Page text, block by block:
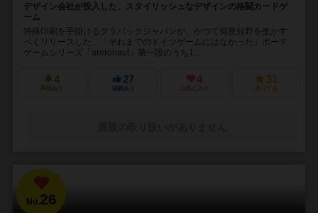
デザイン会社が投入した、スタイリッシュなデザインの格闘カードゲ
ーム
特殊印刷を手掛けるグラパックジャパンが、かつて得意分野を生かす
べくリリースした、「それまでのドイツゲームにはなかった」ボード
ゲームシリーズ「areronaut」第一段のうち1...
4
興味あり
27
経験あり
4
お気に入り
31
持ってる
No.26